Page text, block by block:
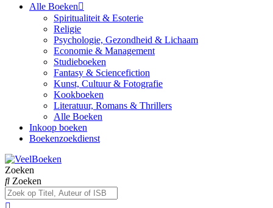
Alle Boeken
Spiritualiteit & Esoterie
Religie
Psychologie, Gezondheid & Lichaam
Economie & Management
Studieboeken
Fantasy & Sciencefiction
Kunst, Cultuur & Fotografie
Kookboeken
Literatuur, Romans & Thrillers
Alle Boeken
Inkoop boeken
Boekenzoekdienst
Zoeken
Zoeken